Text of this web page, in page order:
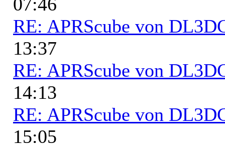
RE: APRScube von
13:37
RE: APRScube von
14:13
RE: APRScube von
15:05